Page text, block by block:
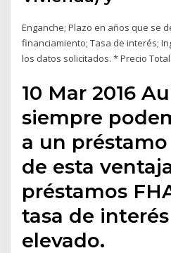
Enganche; Plazo en años que se
financiamiento; Tasa de interés;
los datos solicitados. * Precio
10 Mar 2016
siempre
a un
de esta
préstamos
tasa de
elevado.